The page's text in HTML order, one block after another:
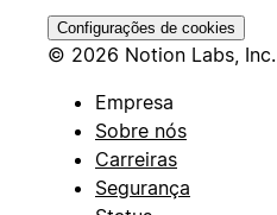
Configurações de cookies
© 2026 Notion Labs, Inc.
Empresa
Sobre nós
Carreiras
Segurança